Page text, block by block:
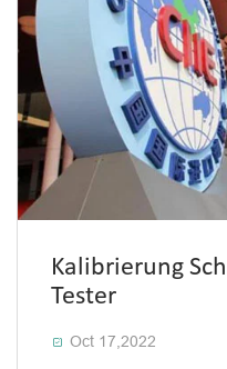
Kalibrierung
Tester
 Oct 17,2022